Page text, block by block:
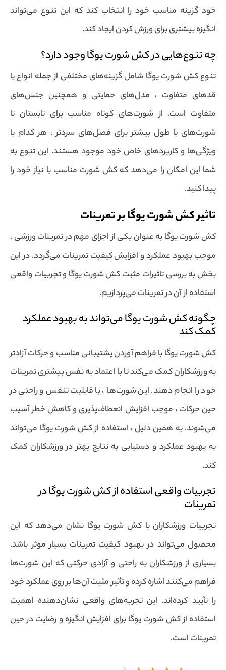
خود گزینه مناسب خود را انتخاب کند که این تنوع می‌تواند
انگیزه بیشتری برای ورزش کردن ایجاد کند.
چه تنوع‌هایی در کش شورت یوگا وجود دارد؟
تنوع کش شورت یوگا شامل گزینه‌های مختلفی از جمله انواع با
قدهای متفاوت ، مدل‌های حمایتی و همچنین جنس‌های
متفاوت است. از شورت‌های کوتاه مناسب برای تابستان تا
شورت‌های با طول بیشتر برای فصل‌های سردتر ، هر کدام با
ویژگی‌ها و کاربردهای خاص خود موجود هستند. این تنوع به
شما این امکان را می‌دهد که کش شورت مناسب با نیاز خود را
پیدا کنید.
تاثیر کش شورت یوگا بر تمرینات
کش شورت یوگا به عنوان یکی از اجزای مهم در تمرینات ورزشی ،
موجب بهبود عملکرد و افزایش کیفیت تمرینات می‌گردد. در این
بخش به بررسی تاثیرات مثبت کش شورت یوگا و تجربیات واقعی
استفاده از آن در تمرینات می‌پردازیم.
چگونه کش شورت یوگا می‌تواند به بهبود عملکرد
کمک کند
کش شورت یوگا با فراهم آوردن پشتیبانی مناسب و حرکات آزادتر
به ورزشکاران کمک می‌کند تا با اعتماد به نفس بیشتری تمرینات
خود را انجام دهند. این شورت‌ها ، با قابلیت تنفس و راحتی در
حین حرکات ، موجب افزایش انعطاف‌پذیری و کاهش خطر آسیب
می‌شوند. به همین دلیل ، استفاده از کش شورت یوگا می‌تواند
به بهبود عملکرد و دستیابی به نتایج بهتر در ورزشکاران کمک
کند.
تجربیات واقعی استفاده از کش شورت یوگا در
تمرینات
تجربیات ورزشکاران با کش شورت یوگا نشان می‌دهد که این
محصول می‌تواند در بهبود کیفیت تمرینات بسیار موثر باشد.
بسیاری از ورزشکاران به راحتی و آزادی حرکتی که این شورت‌ها
فراهم می‌کنند اشاره کرده و تأثیر مثبت آن‌ها بر روی عملکرد خود
را تأیید کرده‌اند. این تجربه‌های واقعی نشان‌دهنده اهمیت
استفاده از کش شورت یوگا برای افزایش انگیزه و رضایت در حین
تمرینات است.